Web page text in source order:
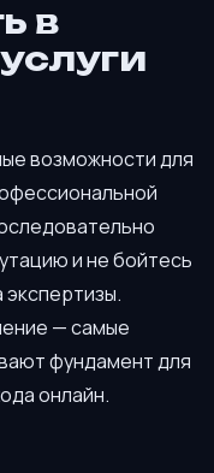
в
возможности для
и не бойтесь
— самые
фундамент для
онлайн.